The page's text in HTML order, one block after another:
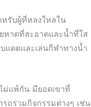
รับผู้ที่หลงใหลใน
หาดที่สะอาดและน้ำที่ใส
แดดและเล่นกีฬาทางน้ำ
ม่แพ้กัน มียอดเขาที่
ถร่วมกิจกรรมต่างๆ เช่น